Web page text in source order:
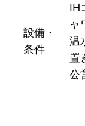
設備・
条件
IH
ャ
温
置
公